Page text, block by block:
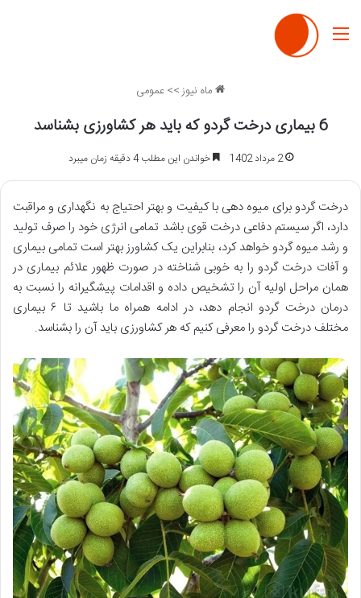
منو
ماه نیوز>>عمومی
6 بیماری درخت گردو که باید هر کشاورزی بشناسد
2 مرداد 1402 خواندن این مطلب 4 دقیقه زمان میبرد
درخت گردو برای میوه دهی با کیفیت و بهتر احتیاج به نگهداری و مراقبت
دارد، اگر سیستم دفاعی درخت قوی باشد تمامی انرژی خود را صرف تولید
و رشد میوه گردو خواهد کرد، بنابراین یک کشاورز بهتر است تمامی بیماری
و آفات درخت گردو را به خوبی شناخته در صورت ظهور علائم بیماری در
همان مراحل اولیه آن را تشخیص داده و اقدامات پیشگیرانه را نسبت به
درمان درخت گردو انجام دهد، در ادامه همراه ما باشید تا ۶ بیماری
مختلف درخت گردو را معرفی کنیم که هر کشاورزی باید آن را بشناسد.